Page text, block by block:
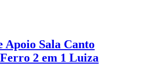
Apoio Sala Canto
2 em 1 Luiza